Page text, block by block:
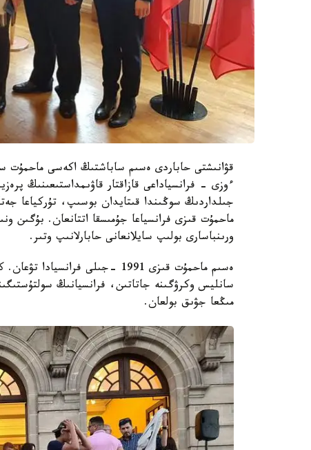
ءوزى - فرانسياداعى قازاقتار قاۋىمداستىعىنىڭ
جىلداردىڭ سوڭىندا قىتايدان بوسىپ، تۇركياعا
ماحمۇت قىزى فرانسياعا جۇمىسقا اتتانعان. بۇگىن
ورىنباسارى بولىپ سايلانعانى حابارلانىپ وتىر.
مىڭعا جۋىق بولعان.